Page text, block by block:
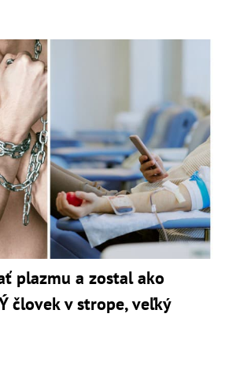
plazmu a zostal ako
človek v strope, veľký